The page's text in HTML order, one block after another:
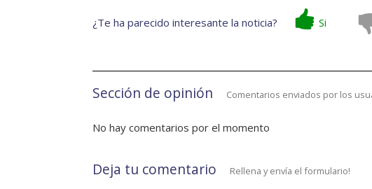
¿Te ha parecido interesante la noticia? Si
Sección de opinión Comentarios enviados por los
No hay comentarios por el momento
Deja tu comentario Rellena y envía el formulario!